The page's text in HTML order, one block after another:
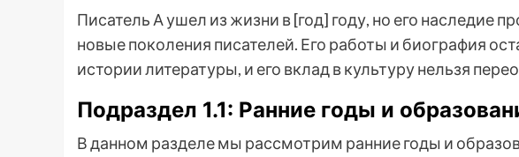
Писатель А ушел из жизни в [год] году, но его наследие
новые поколения писателей. Его работы и биография
истории литературы, и его вклад в культуру нельзя
Подраздел 1.1: Ранние годы и
В данном разделе мы рассмотрим ранние годы и